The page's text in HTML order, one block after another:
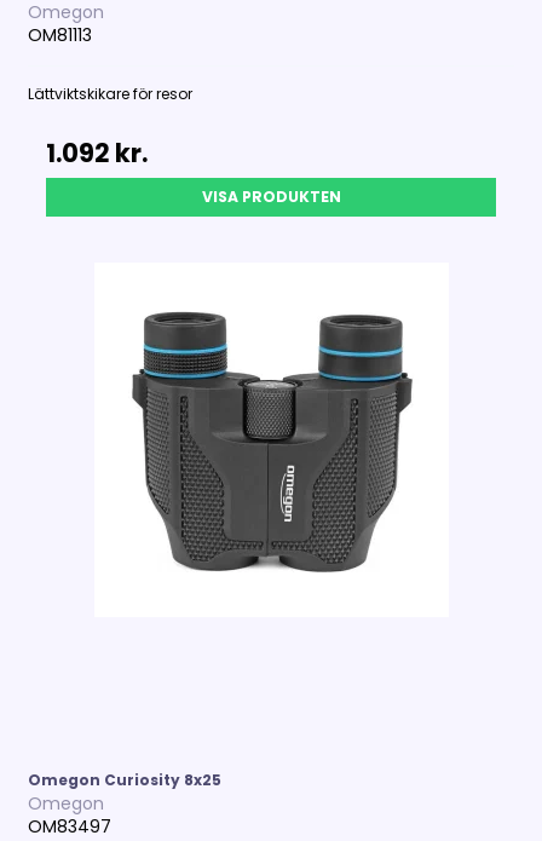
Omegon
OM81113
Lättviktskikare för resor
1.092 kr.
VISA PRODUKTEN
Omegon Curiosity 8x25
Omegon
OM83497